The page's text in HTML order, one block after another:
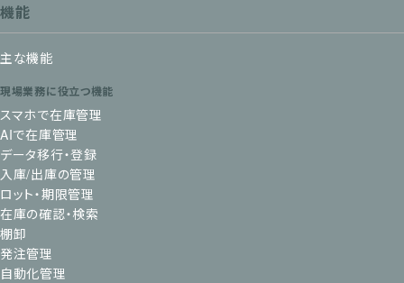
機能
主な機能
現場業務に役立つ機能
スマホで在庫管理
AIで在庫管理
データ移行・登録
入庫/出庫の管理
ロット・期限管理
在庫の確認・検索
棚卸
発注管理
自動化管理